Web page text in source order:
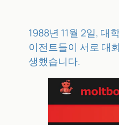
1988년 11월 2일, 대
이전트들이 서로 대
생했습니다.